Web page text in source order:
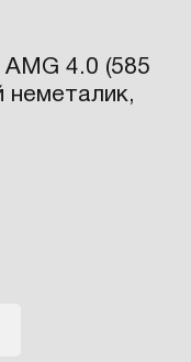
AMG 4.0 (585
неметалик,